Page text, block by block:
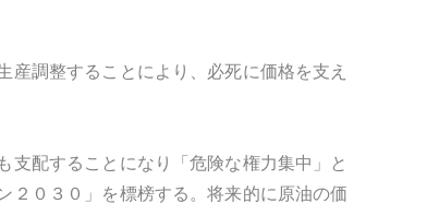
調整することにより、必死に価格を支え
配することになり「危険な権力集中」と
２０３０」を標榜する。将来的に原油の価